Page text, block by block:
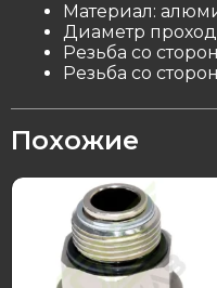
Материал:
Диаметр
Резьба со
Резьба со
Похожие